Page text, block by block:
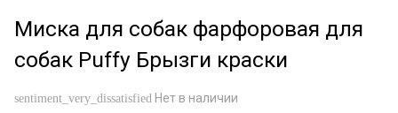
Миска для собак фарфоровая для
собак Puffy Брызги краски
sentiment_very_dissatisfied Нет в наличии